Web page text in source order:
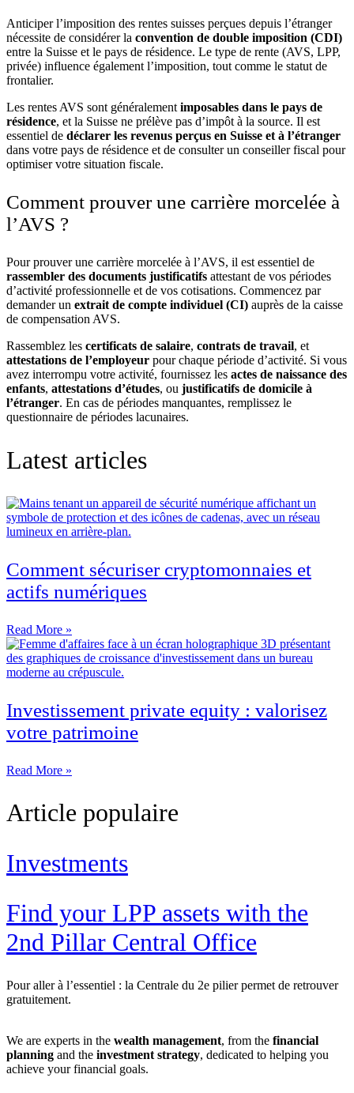
Anticiper l’imposition des rentes suisses perçues depuis l’étranger
nécessite de considérer la convention de double imposition (CDI)
entre la Suisse et le pays de résidence. Le type de rente (AVS, LPP,
privée) influence également l’imposition, tout comme le statut de
frontalier.
Les rentes AVS sont généralementimposables dans le pays de
résidence, et la Suisse ne prélève pas d’impôt à la source. Il est
essentiel de déclarer les revenus perçus en Suisse et à l’étranger
dans votre pays de résidence et de consulter un conseiller fiscal pour
optimiser votre situation fiscale.
Comment prouver une carrière morcelée à
l’AVS ?
Pour prouver une carrière morcelée à l’AVS, il est essentiel de
rassembler des documents justificatifs attestant de vos périodes
d’activité professionnelle et de vos cotisations. Commencez par
demander un extrait de compte individuel (CI) auprès de la caisse
de compensation AVS.
Rassemblez les certificats de salaire, contrats de travail, et
attestations de l’employeur pour chaque période d’activité. Si vous
avez interrompu votre activité, fournissez les actes de naissance des
enfants, attestations d’études, ou justificatifs de domicile à
l’étranger. En cas de périodes manquantes, remplissez le
questionnaire de périodes lacunaires.
Latest articles
Comment sécuriser cryptomonnaies et
actifs numériques
Read More »
Investissement private equity : valorisez
votre patrimoine
Read More »
Article populaire
Investments
Find your LPP assets with the
2nd Pillar Central Office
Pour aller à l’essentiel : la Centrale du 2e pilier permet de retrouver
gratuitement.
We are experts in the wealth management, from the financial
planning and the investment strategy, dedicated to helping you
achieve your financial goals.